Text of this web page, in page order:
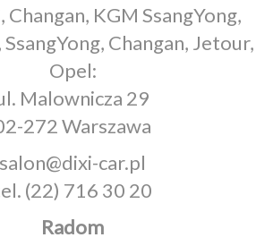
Changan, KGM SsangYong,
Changan, Jetour,
Opel:
Malownicza 29
272 Warszawa
salon@dixi-car.pl
(22) 716 30 20
Radom